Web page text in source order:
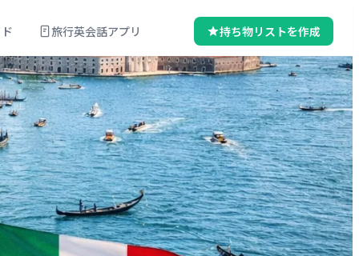
旅行英会話アプリ 持ち物リストを作成